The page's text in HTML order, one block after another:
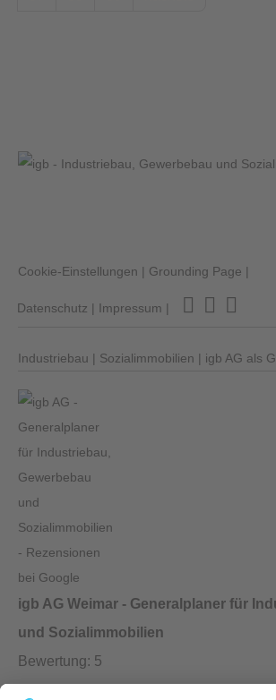
Cookie-Einstellungen | Grounding Page |
Datenschutz | Impressum |
Industriebau | Sozialimmobilien | igb AG als
igb AG Weimar - Generalplaner für
und Sozialimmobilien
Bewertung: 5